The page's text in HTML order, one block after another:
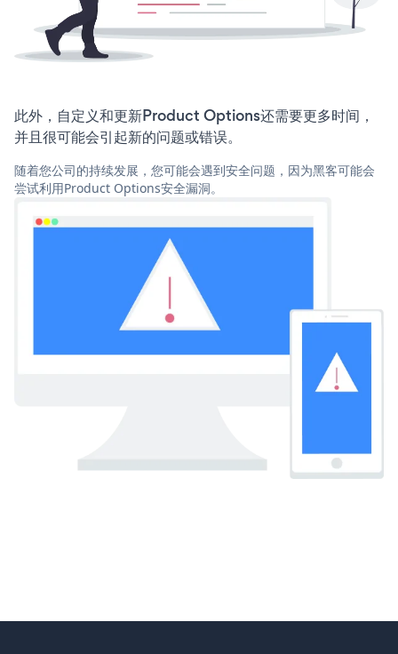
此外，自定义和更新Product Options还需要更多时间，
并且很可能会引起新的问题或错误。
随着您公司的持续发展，您可能会遇到安全问题，因为黑客可能会
尝试利用Product Options安全漏洞。